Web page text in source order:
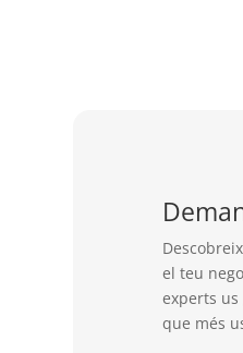
el teu
experts
que més